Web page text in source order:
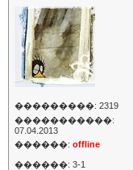
���������: 2319
�����������:
07.04.2013
������: offline
������: 3-1